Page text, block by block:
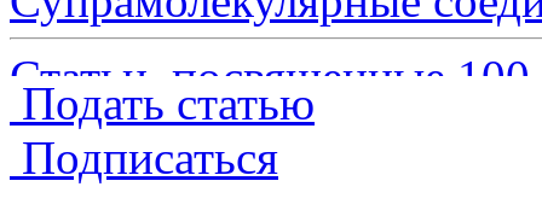
Статьи, посвященные
Структура
Подать статью
Подписаться